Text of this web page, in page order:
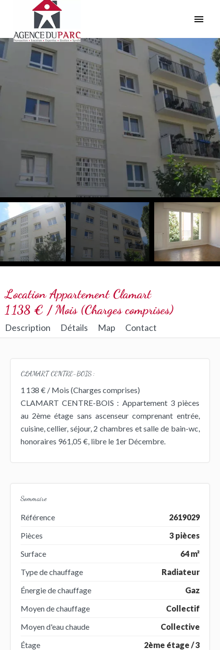
Location Appartement Clamart
1 138 € / Mois (Charges comprises)
Description Détails Map Contact
CLAMART CENTRE-BOIS :
1 138 € / Mois (Charges comprises)
CLAMART CENTRE-BOIS : Appartement 3 pièces
au 2ème étage sans ascenseur comprenant entrée,
cuisine, cellier, séjour, 2 chambres et salle de bain-wc,
honoraires 961,05 €, libre le 1er Décembre.
Sommaire
Référence
2619029
Pièces
3 pièces
Surface
64 m²
Type de chauffage
Radiateur
Énergie de chauffage
Gaz
Moyen de chauffage
Collectif
Moyen d'eau chaude
Collective
Étage
2ème étage / 3